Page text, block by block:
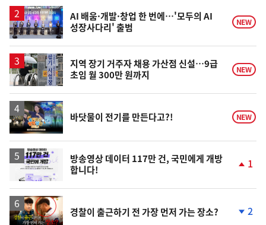
AI 배움·개발·창업 한 번에…'모두의 AI
성장사다리' 출범
NEW
지역 장기 거주자 채용 가산점 신설…9급
초임 월 300만 원까지
NEW
영
상
바닷물이 전기를 만든다고?! NEW
방송영상 데이터 117만 건, 국민에게 개방
합니다!
상
1
영
상
경찰이 출근하기 전 가장 먼저 가는 장소? 2